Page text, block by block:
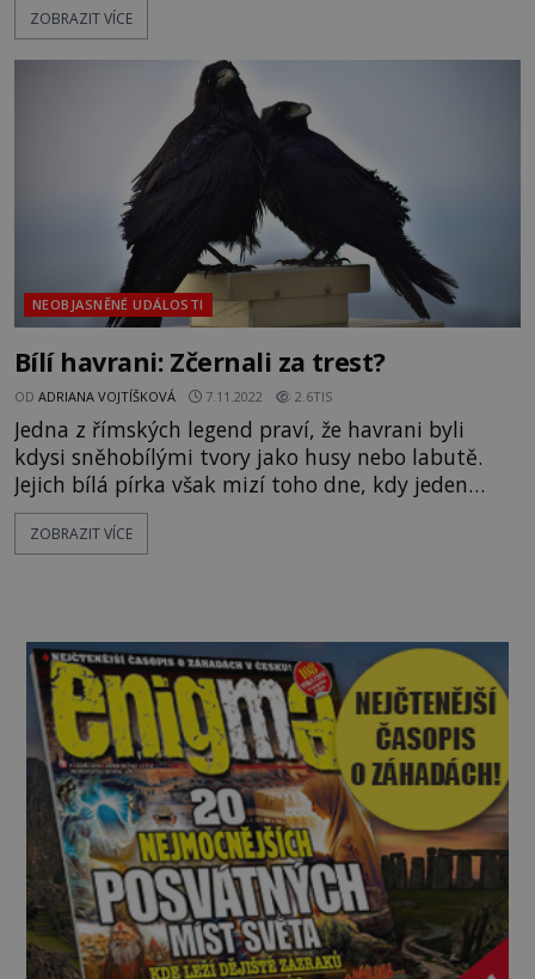
Vzájemná nevraživost firem podílejících se na
obrovskou tragédií. Mise Apollo 1 skončila ještě
dřív, než vůbec mohla začít. Bezprostředně
ZOBRAZIT VÍCE
NEOBJASNĚNÉ UDÁLOSTI
Bílí havrani: Zčernali za trest?
OD ADRIANA VOJTÍŠKOVÁ 7.11.2022 2.6TIS
Jedna z římských legend praví, že havrani byli
kdysi sněhobílými tvory jako husy nebo labutě.
Jejich bílá pírka však mizí toho dne, kdy jeden
havran svému veliteli Apollónovi prozradí, že mu
thessálská nymfa Koronis, která předtím Apollóna
ZOBRAZIT VÍCE